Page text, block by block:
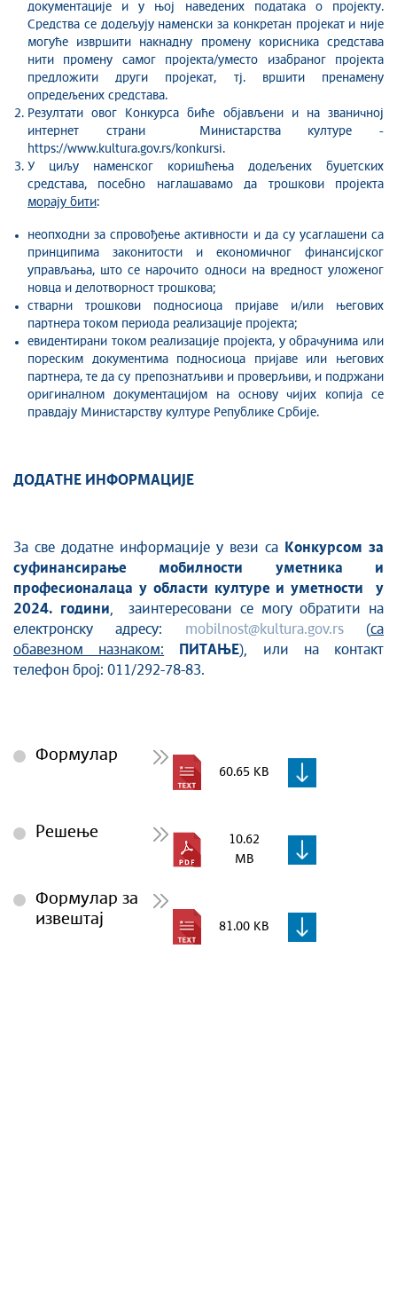
документације и у њој наведених података о пројекту.
Средства се додељују наменски за конкретан пројекат и није
могуће извршити накнадну промену корисника средстава
нити промену самог пројекта/уместо изабраног пројекта
предложити други пројекат, тј. вршити пренамену
опредељених средстава.
Резултати овог Конкурса биће обjављени и на званичној
интернет страни Министарства културе -
https://www.kultura.gov.rs/konkursi.
У циљу наменског коришћења додељених буџетских
средстава, посебно наглашавамо да трошкови пројекта
морају бити:
неопходни за спровођење активности и да су усаглашени са
принципима законитости и економичног финансијског
управљања, што се нарочито односи на вредност уложеног
новца и делотворност трошкова;
стварни трошкови подносиоца пријаве и/или његових
партнера током периода реализације пројекта;
евидентирани током реализације пројекта, у обрачунима или
пореским документима подносиоца пријаве или његових
партнера, те да су препознатљиви и проверљиви, и подржани
оригиналном документацијом на основу чијих копија се
правдају Министарству културе Републике Србије.
ДОДАТНЕ ИНФОРМАЦИЈЕ
За све додатне информације у вези са
Конкурсом за
суфинансирање мобилности уметника и
професионалаца у области културе и уметности у
2024. години , заинтересовани се могу обратити на
електронску адресу: mobilnost@kultura.gov.rs(са
обавезном назнаком:
ПИТАЊЕ), или на контакт
телефон број: 011/292-78-83.
Формулар
60.65 KB
Решење
10.62
MB
Формулар за
извештај
81.00 KB